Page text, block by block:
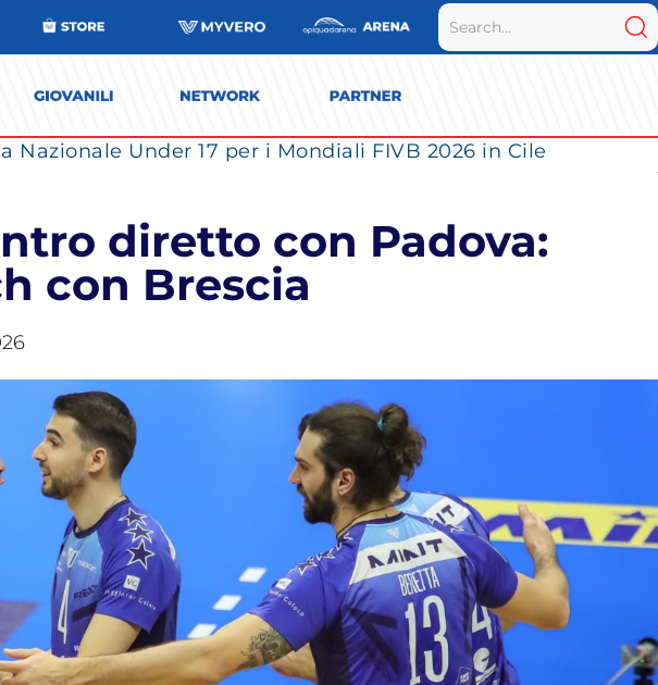
Nazionale Under 17 per i Mondiali FIVB 2026 in Cile
diretto con Padova:
con Brescia